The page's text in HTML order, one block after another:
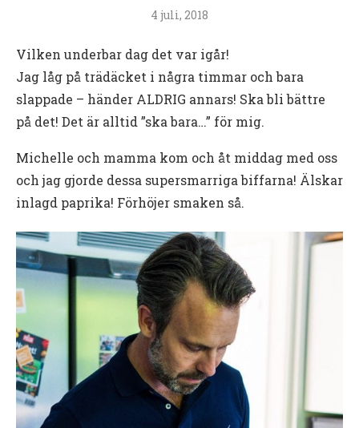
4 juli, 2018
Vilken underbar dag det var igår!
Jag låg på trädäcket i några timmar och bara
slappade – händer ALDRIG annars! Ska bli bättre
på det! Det är alltid ”ska bara…” för mig.
Michelle och mamma kom och åt middag med oss
och jag gjorde dessa supersmarriga biffarna! Älskar
inlagd paprika! Förhöjer smaken så.